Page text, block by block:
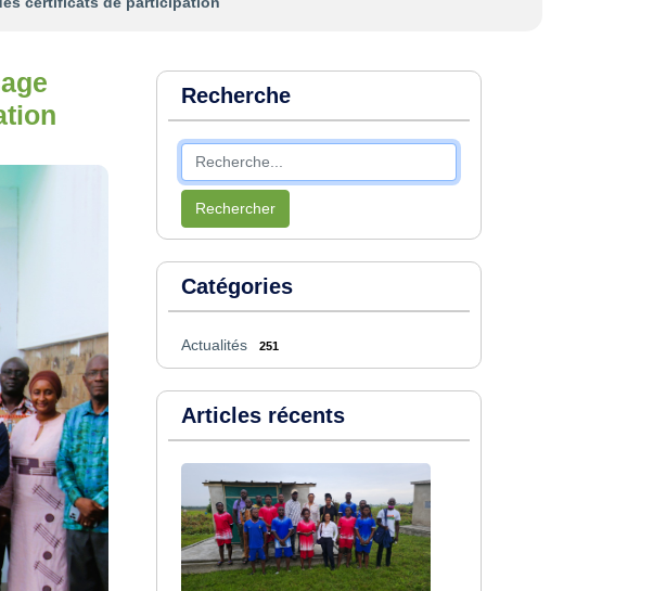
Recherche
Rechercher
Catégories
Actualités 251
Articles récents